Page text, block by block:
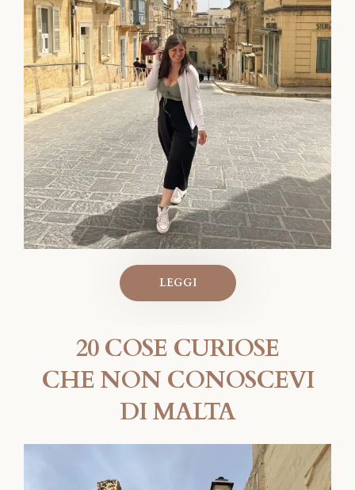
LEGGI
20 COSE CURIOSE
CHE NON CONOSCEVI
DI MALTA